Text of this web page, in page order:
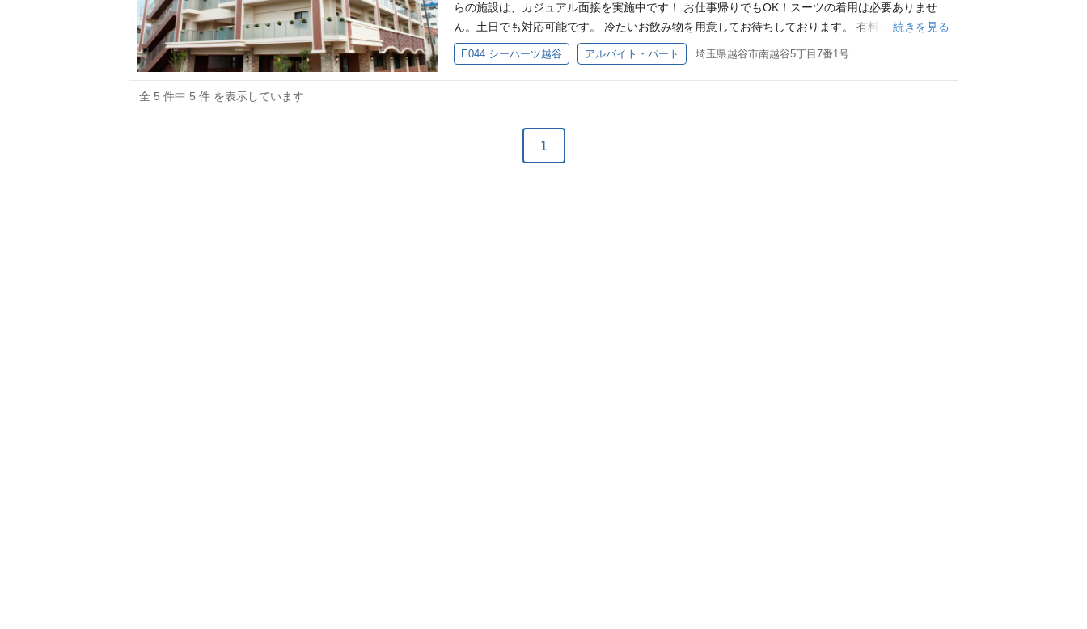
らの施設は、カジュアル面接を実施中です！ お仕事帰りでもOK！スーツの着用は必要ありませ
ん。土日でも対応可能です。 冷たいお飲み物を用意してお待ちしております。 有料老人ホームで
の営繕、保全業務並びに、ご利用者様の病院同行の為の運転及び介助業務、 ご家族様など施設来
場者の送迎をお願いします。 ※ホスピタリティドライビングで心地よい空間のご提供をして頂き
ます。 ※ハイエースなど（介護用） ※施設定員：68名 応募資格 普通自動車運転免許（AT限定
続きを見る
E044 シーハーツ越谷 アルバイト・パート 埼玉県越谷市南越谷5丁目7番1号
全 5 件中 5 件 を表示しています
1